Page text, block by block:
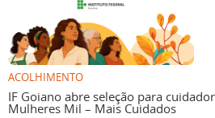
ACOLHIMENTO
IF Goiano abre seleção para
Mulheres Mil – Mais Cuidados